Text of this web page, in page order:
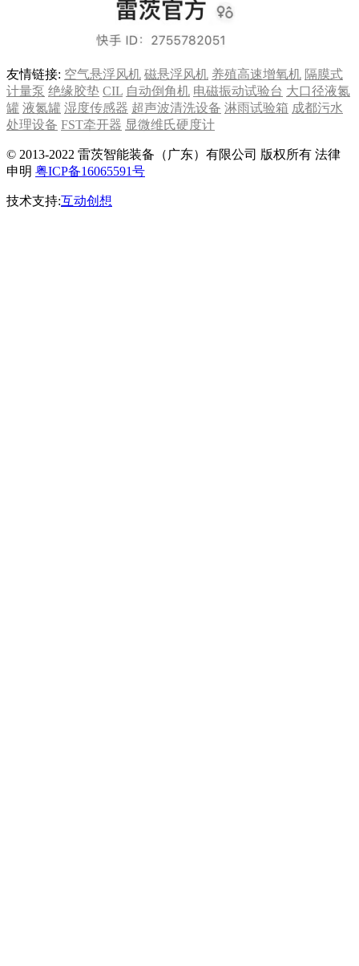
友情链接: 空气悬浮风机 磁悬浮风机 养殖高速增氧机 隔膜式
计量泵 绝缘胶垫 CIL 自动倒角机 电磁振动试验台 大口径液氮
罐 液氮罐 湿度传感器 超声波清洗设备 淋雨试验箱 成都污水
处理设备 FST牵开器 显微维氏硬度计
© 2013-2022 雷茨智能装备（广东）有限公司 版权所有 法律
申明 粤ICP备16065591号
技术支持:互动创想